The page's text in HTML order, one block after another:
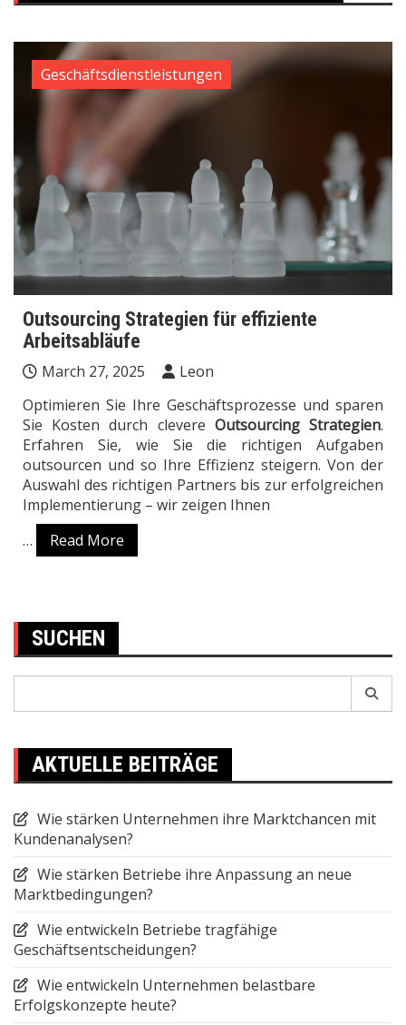
Geschäftsdienstleistungen
Outsourcing Strategien für effiziente
Arbeitsabläufe
March 27, 2025
Leon
Optimieren Sie Ihre Geschäftsprozesse und sparen
Sie Kosten durch clevere Outsourcing Strategien.
Erfahren Sie, wie Sie die richtigen Aufgaben
outsourcen und so Ihre Effizienz steigern. Von der
Auswahl des richtigen Partners bis zur erfolgreichen
Implementierung – wir zeigen Ihnen
…
Read More
SUCHEN
AKTUELLE BEITRÄGE
Wie stärken Unternehmen ihre Marktchancen mit
Kundenanalysen?
Wie stärken Betriebe ihre Anpassung an neue
Marktbedingungen?
Wie entwickeln Betriebe tragfähige
Geschäftsentscheidungen?
Wie entwickeln Unternehmen belastbare
Erfolgskonzepte heute?